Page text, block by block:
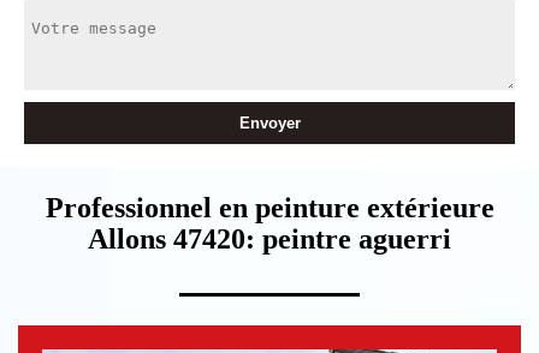
Professionnel en peinture extérieure
Allons 47420: peintre aguerri